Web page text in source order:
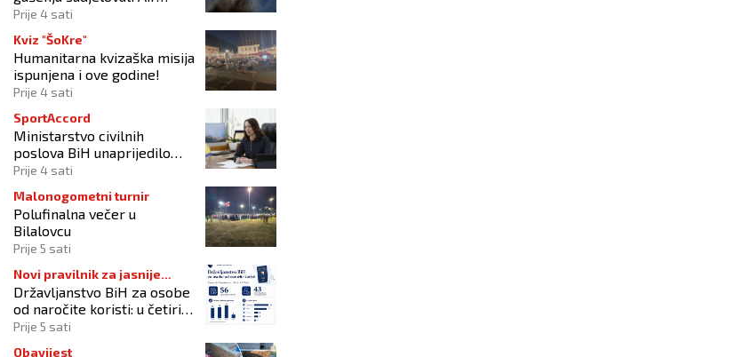
Tractor i helikopter OS-a
Prije 4 sati
Kviz "ŠoKre"
Humanitarna kvizaška misija
ispunjena i ove godine!
Prije 4 sati
SportAccord
Ministarstvo civilnih
poslova BiH unaprijedilo
sustav registracije sportskih
Prije 4 sati
Malonogometni turnir
Polufinalna večer u
Bilalovcu
Prije 5 sati
Novi pravilnik za jasnije
procedure
Državljanstvo BiH za osobe
od naročite koristi: u četiri
godine odobrena 43
Prije 5 sati
Obavijest